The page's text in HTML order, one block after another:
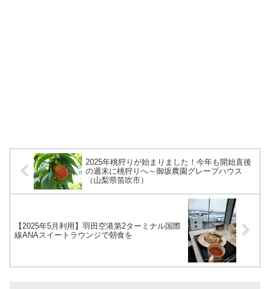
2025年桃狩りが始まりました！今年も開始直後
の週末に桃狩りへ～御坂農園グレープハウス
（山梨県笛吹市）
【2025年5月利用】羽田空港第2ターミナル国際
線ANAスイートラウンジで朝食を